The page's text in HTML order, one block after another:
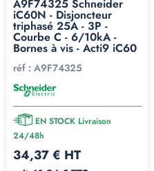
A9F74325 Schneider
iC60N - Disjoncteur
triphasé 25A - 3P -
Courbe C - 6/10kA -
Bornes à vis - Acti9 iC60
réf : A9F74325
EN STOCK Livraison
24/48h
34,37 € HT